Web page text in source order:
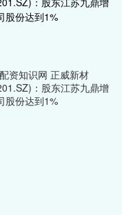
资知识网 正威新材
：股东江苏九鼎增
股份达到1%